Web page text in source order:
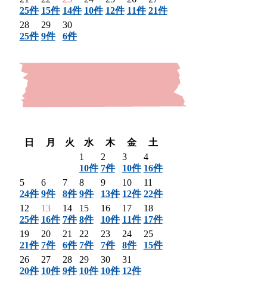
25件 15件 14件 10件 12件 11件 21件
28
25件
29
9件
30
6件
日
月 火 水 木 金
土
1
10件
2
7件
3
10件
4
16件
5
24件
6
9件
7
8件
8
9件
9
13件
10
12件
11
22件
12
25件
13
16件
14
7件
15
8件
16
10件
17
11件
18
17件
19
21件
20
7件
21
6件
22
7件
23
7件
24
8件
25
15件
26
20件
27
10件
28
9件
29
10件
30
10件
31
12件